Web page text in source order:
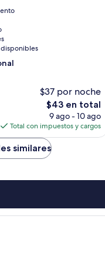
$37 por noche
El
precio
actual
es
de
$43
$43 en total
9 ago - 10 ago
Total con impuestos y cargos
similares